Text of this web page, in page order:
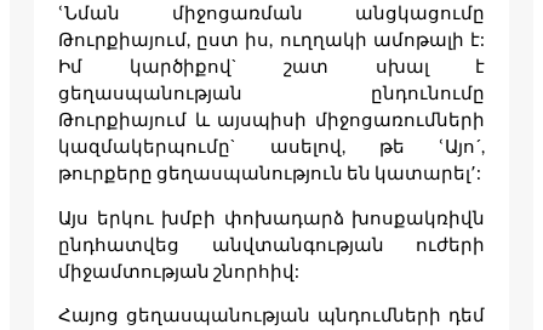
ՙՆման միջոցառման անցկացումը
Թուրքիայում, ըստ իս, ուղղակի ամոթալի է:
Իմ կարծիքով` շատ սխալ է
ցեղասպանության ընդունումը
Թուրքիայում և այսպիսի միջոցառումների
կազմակերպումը` ասելով, թե ՙԱյո´,
թուրքերը ցեղասպանություն են կատարել՚:
Այս երկու խմբի փոխադարձ խոսքակռիվն
ընդհատվեց անվտանգության ուժերի
միջամտության շնորհիվ:
Հայոց ցեղասպանության պնդումների դեմ